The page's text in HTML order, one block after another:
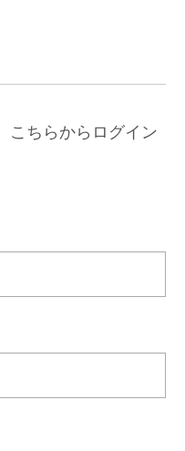
こちらからログイン